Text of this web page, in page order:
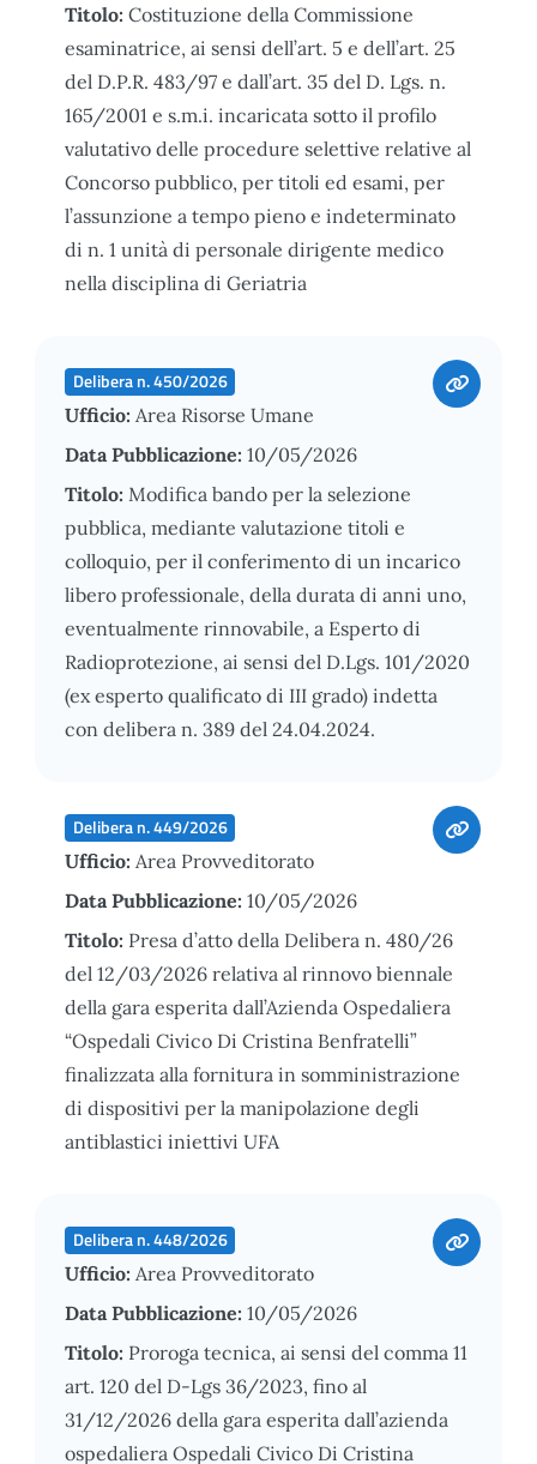
Titolo: Costituzione della Commissione
esaminatrice, ai sensi dell’art. 5 e dell’art. 25
del D.P.R. 483/97 e dall’art. 35 del D. Lgs. n.
165/2001 e s.m.i. incaricata sotto il profilo
valutativo delle procedure selettive relative al
Concorso pubblico, per titoli ed esami, per
l’assunzione a tempo pieno e indeterminato
di n. 1 unità di personale dirigente medico
nella disciplina di Geriatria
Delibera n. 450/2026
Ufficio: Area Risorse Umane
Data Pubblicazione: 10/05/2026
Titolo: Modifica bando per la selezione
pubblica, mediante valutazione titoli e
colloquio, per il conferimento di un incarico
libero professionale, della durata di anni uno,
eventualmente rinnovabile, a Esperto di
Radioprotezione, ai sensi del D.Lgs. 101/2020
(ex esperto qualificato di III grado) indetta
con delibera n. 389 del 24.04.2024.
Delibera n. 449/2026
Ufficio: Area Provveditorato
Data Pubblicazione: 10/05/2026
Titolo: Presa d’atto della Delibera n. 480/26
del 12/03/2026 relativa al rinnovo biennale
della gara esperita dall’Azienda Ospedaliera
“Ospedali Civico Di Cristina Benfratelli”
finalizzata alla fornitura in somministrazione
di dispositivi per la manipolazione degli
antiblastici iniettivi UFA
Delibera n. 448/2026
Ufficio: Area Provveditorato
Data Pubblicazione: 10/05/2026
Titolo: Proroga tecnica, ai sensi del comma 11
art. 120 del D-Lgs 36/2023, fino al
31/12/2026 della gara esperita dall’azienda
ospedaliera Ospedali Civico Di Cristina